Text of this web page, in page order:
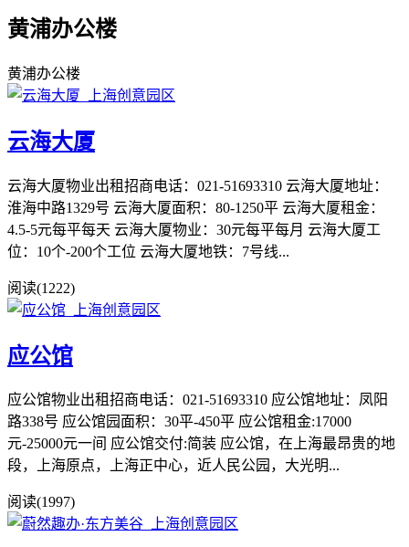
黄浦办公楼
黄浦办公楼
云海大厦
云海大厦物业出租招商电话：021-51693310 云海大厦地址：
淮海中路1329号 云海大厦面积：80-1250平 云海大厦租金：
4.5-5元每平每天 云海大厦物业：30元每平每月 云海大厦工
位：10个-200个工位 云海大厦地铁：7号线...
阅读(1222)
应公馆
应公馆物业出租招商电话：021-51693310 应公馆地址：凤阳
路338号 应公馆园面积：30平-450平 应公馆租金:17000
元-25000元一间 应公馆交付:简装 应公馆，在上海最昂贵的地
段，上海原点，上海正中心，近人民公园，大光明...
阅读(1997)